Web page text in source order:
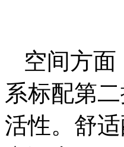
空间方
系标配第
活性。舒